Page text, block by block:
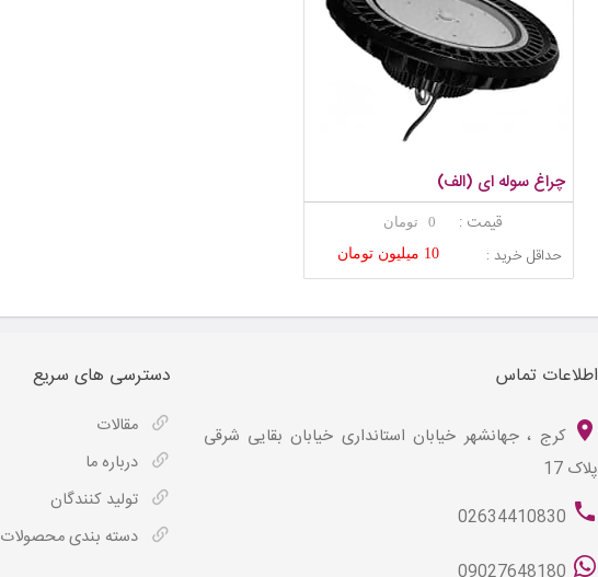
چراغ سوله ای (الف)
قیمت : 0 تومان
حداقل خرید : 10 میلیون تومان
اطلاعات تماس
کرج ، جهانشهر خیابان استانداری خیابان بقایی شرقی
پلاک 17
02634410830
دسترسی های سریع
مقالات
درباره ما
تولید کنندگان
دسته بندی محصولات